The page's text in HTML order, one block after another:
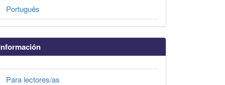
Português
Para lectores/as